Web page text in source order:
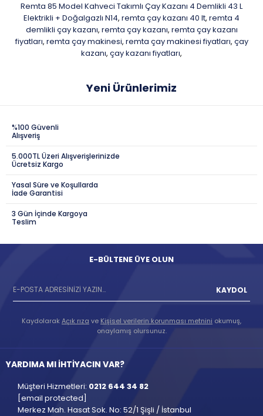
Remta 85 Model Kahveci Takımlı Çay Kazanı 4 Demlikli 43 L
Elektrikli + Doğalgazlı N14, remta çay kazanı 40 lt, remta 4
demlikli çay kazanı, remta çay kazanı, remta çay kazanı
fiyatları, remta çay makinesi, remta çay makinesi fiyatları, çay
kazanı, çay kazanı fiyatları,
Yeni Ürünlerimiz
%100 Güvenli
Alışveriş
5.000TL Üzeri Alışverişlerinizde
Ücretsiz Kargo
Yasal Süre ve Koşullarda
İade Garantisi
3 Gün İçinde Kargoya
Teslim
E-BÜLTENE ÜYE OLUN
KAYDOL
KaydolarakAçık rıza ve Kişisel verilerin korunması metnini okumuş,
onaylamış olursunuz.
YARDIMA MI İHTİYACIN VAR?
Müşteri Hizmetleri: 0212 644 34 82
[email protected]
Merkez Mah. Hasat Sok. No: 52/1 Şişli / İstanbul